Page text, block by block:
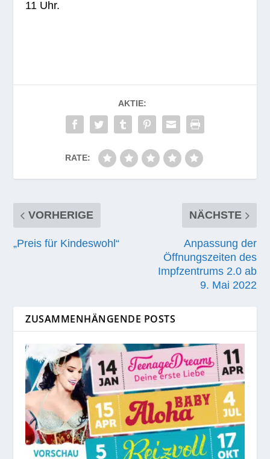
11 Uhr.
AKTIE:
RATE:
VORHERIGE
„Preis für Kindeswohl“
NÄCHSTE
Anpassung der
Öffnungszeiten des
Impfzentrums 2.0 ab
9. Mai 2022
ZUSAMMENHÄNGENDE POSTS